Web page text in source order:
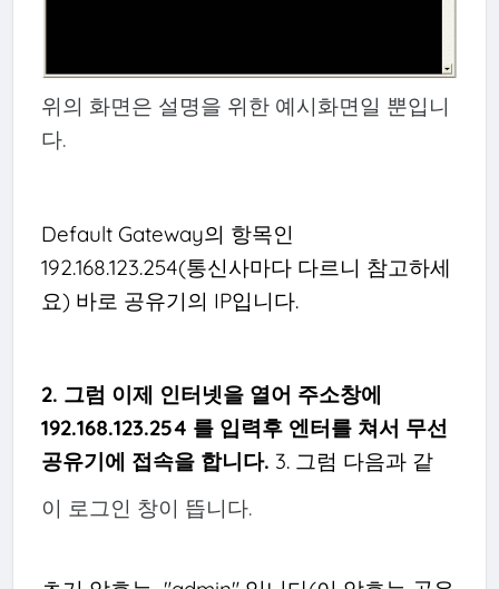
위의 화면은 설명을 위한 예시화면일 뿐입니
다.
Default Gateway의 항목인
192.168.123.254(통신사마다 다르니 참고하세
요) 바로 공유기의 IP입니다.
2. 그럼 이제 인터넷을 열어 주소창에
192.168.123.254 를 입력후 엔터를 쳐서 무선
공유기에 접속을 합니다. 3. 그럼 다음과 같
이 로그인 창이 뜹니다.